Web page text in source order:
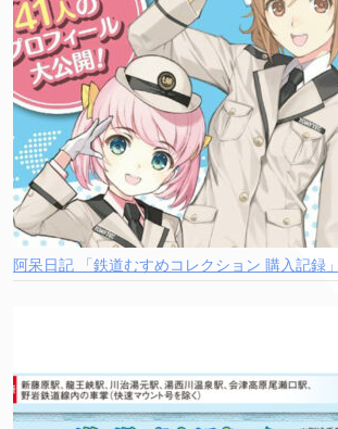
阿呆日記 「鉄道むすめコレクション 購入記録」